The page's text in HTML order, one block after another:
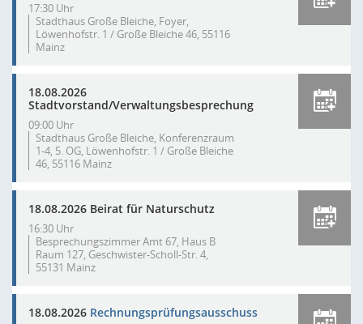
17:30 Uhr
Stadthaus Große Bleiche, Foyer,
Löwenhofstr. 1 / Große Bleiche 46, 55116
Mainz
18.08.2026
Stadtvorstand/Verwaltungsbesprechung
09:00 Uhr
Stadthaus Große Bleiche, Konferenzraum
1-4, 5. OG, Löwenhofstr. 1 / Große Bleiche
46, 55116 Mainz
18.08.2026 Beirat für Naturschutz
16:30 Uhr
Besprechungszimmer Amt 67, Haus B
Raum 127, Geschwister-Scholl-Str. 4,
55131 Mainz
18.08.2026 Rechnungsprüfungsausschuss